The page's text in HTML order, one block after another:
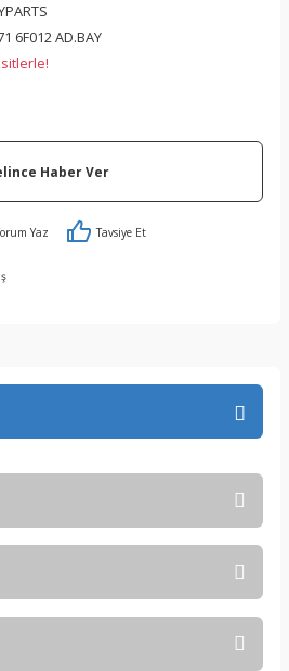
6F012 AD.BAY
Haber Ver
Yaz Tavsiye Et